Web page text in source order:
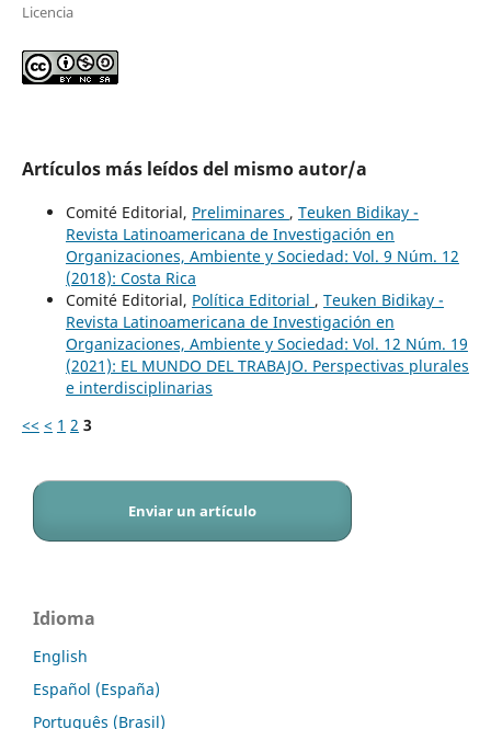
Licencia
Artículos más leídos del mismo autor/a
Comité Editorial, Preliminares , Teuken Bidikay -
Revista Latinoamericana de Investigación en
Organizaciones, Ambiente y Sociedad: Vol. 9 Núm. 12
(2018): Costa Rica
Comité Editorial, Política Editorial , Teuken Bidikay -
Revista Latinoamericana de Investigación en
Organizaciones, Ambiente y Sociedad: Vol. 12 Núm. 19
(2021): EL MUNDO DEL TRABAJO. Perspectivas plurales
e interdisciplinarias
<< < 1 2 3
Enviar un artículo
Idioma
English
Español (España)
Português (Brasil)